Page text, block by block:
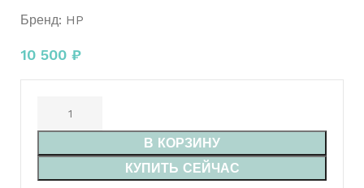
Бренд: HP
10 500 ₽
В КОРЗИНУ
КУПИТЬ СЕЙЧАС